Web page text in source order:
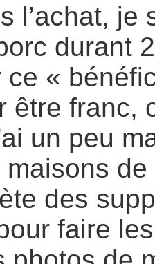
l’achat,
durant
ce «
être franc,
un peu
des
faire